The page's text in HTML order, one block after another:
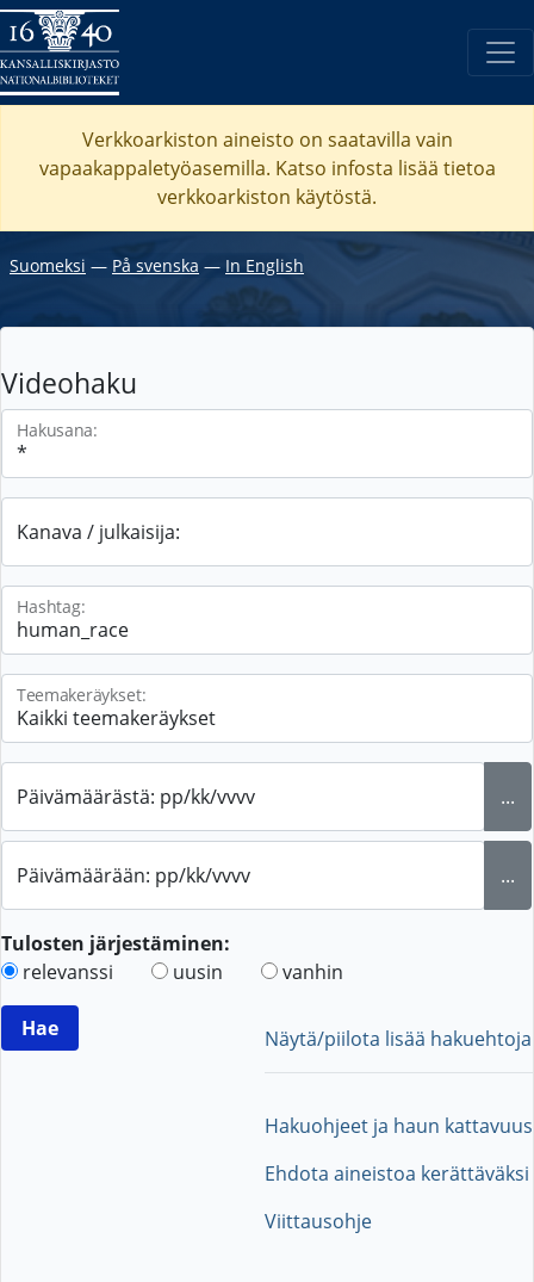
Verkkoarkiston aineisto on saatavilla vain
vapaakappaletyöasemilla. Katso infosta lisää tietoa
verkkoarkiston käytöstä.
Suomeksi ― På svenska ― In English
Videohaku
Hakusana:
Kanava / julkaisija:
Hashtag:
Teemakeräykset:
Päivämäärästä: pp/kk/vvvv ...
Päivämäärään: pp/kk/vvvv ...
Tulosten järjestäminen:
relevanssi
uusin vanhin
Näytä/piilota lisää hakuehtoja
Hakuohjeet ja haun kattavuus
Ehdota aineistoa kerättäväksi
Viittausohje